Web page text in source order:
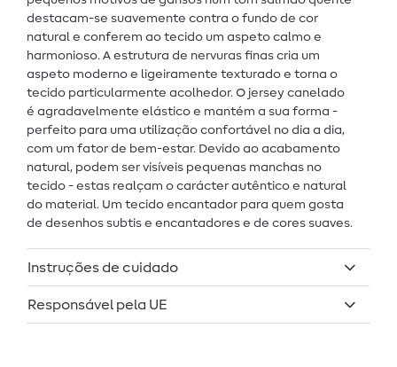
destacam-se suavemente contra o fundo de cor
natural e conferem ao tecido um aspeto calmo e
harmonioso. A estrutura de nervuras finas cria um
aspeto moderno e ligeiramente texturado e torna o
tecido particularmente acolhedor. O jersey canelado
é agradavelmente elástico e mantém a sua forma -
perfeito para uma utilização confortável no dia a dia,
com um fator de bem-estar. Devido ao acabamento
natural, podem ser visíveis pequenas manchas no
tecido - estas realçam o carácter autêntico e natural
do material. Um tecido encantador para quem gosta
de desenhos subtis e encantadores e de cores suaves.
Instruções de cuidado
Responsável pela UE